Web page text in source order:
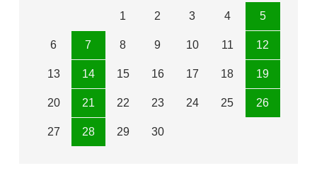
1 2 3 4 5
6 7 8 9 10 11 12
13 14 15 16 17 18 19
20 21 22 23 24 25 26
27 28 29 30